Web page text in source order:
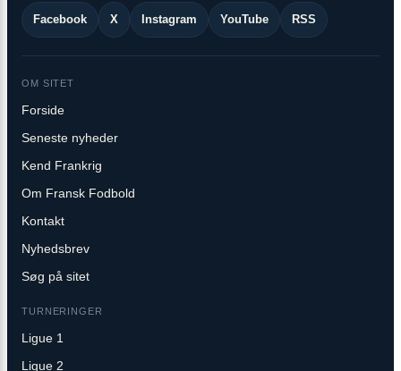
Facebook X Instagram YouTube RSS
OM SITET
Forside
Seneste nyheder
Kend Frankrig
Om Fransk Fodbold
Kontakt
Nyhedsbrev
Søg på sitet
TURNERINGER
Ligue 1
Ligue 2